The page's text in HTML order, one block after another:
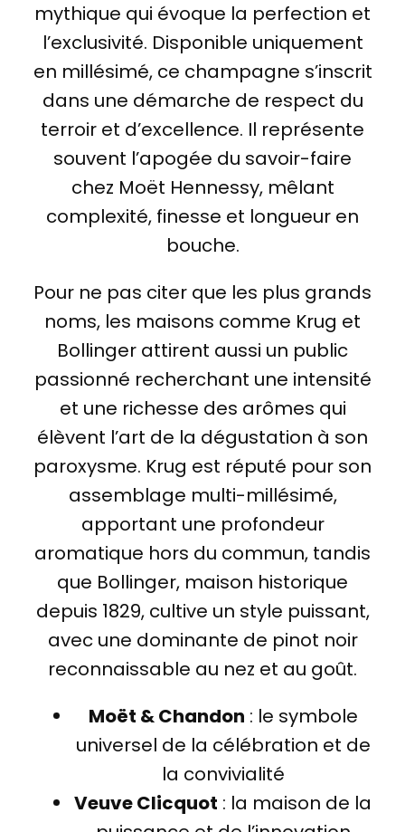
mythique qui évoque la perfection et
l’exclusivité. Disponible uniquement
en millésimé, ce champagne s’inscrit
dans une démarche de respect du
terroir et d’excellence. Il représente
souvent l’apogée du savoir-faire
chez Moët Hennessy, mêlant
complexité, finesse et longueur en
bouche.
Pour ne pas citer que les plus grands
noms, les maisons comme Krug et
Bollinger attirent aussi un public
passionné recherchant une intensité
et une richesse des arômes qui
élèvent l’art de la dégustation à son
paroxysme. Krug est réputé pour son
assemblage multi-millésimé,
apportant une profondeur
aromatique hors du commun, tandis
que Bollinger, maison historique
depuis 1829, cultive un style puissant,
avec une dominante de pinot noir
reconnaissable au nez et au goût.
Moët & Chandon : le symbole
universel de la célébration et de
la convivialité
Veuve Clicquot : la maison de la